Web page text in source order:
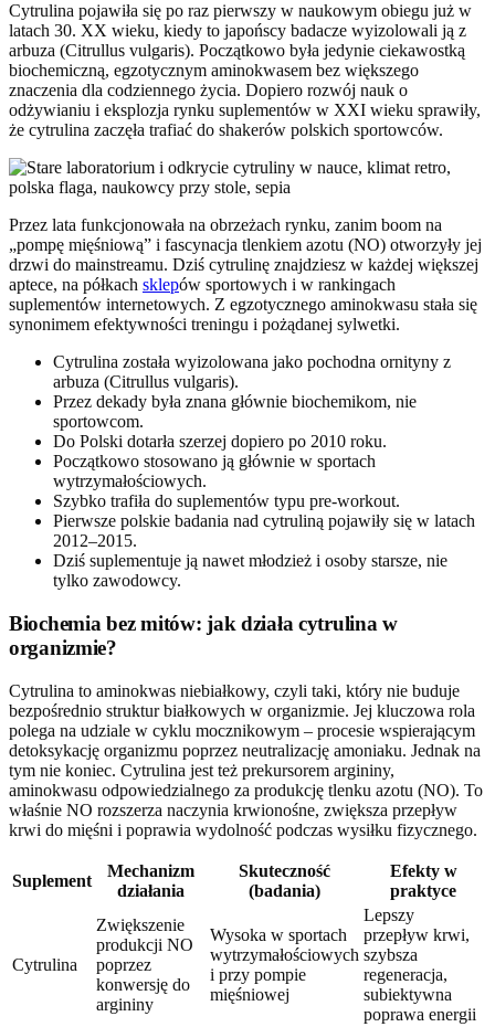
Cytrulina pojawiła się po raz pierwszy w naukowym obiegu już w
latach 30. XX wieku, kiedy to japońscy badacze wyizolowali ją z
arbuza (Citrullus vulgaris). Początkowo była jedynie ciekawostką
biochemiczną, egzotycznym aminokwasem bez większego
znaczenia dla codziennego życia. Dopiero rozwój nauk o
odżywianiu i eksplozja rynku suplementów w XXI wieku sprawiły,
że cytrulina zaczęła trafiać do shakerów polskich sportowców.
Przez lata funkcjonowała na obrzeżach rynku, zanim boom na
„pompę mięśniową” i fascynacja tlenkiem azotu (NO) otworzyły jej
drzwi do mainstreamu. Dziś cytrulinę znajdziesz w każdej większej
aptece, na półkach sklepów sportowych i w rankingach
suplementów internetowych. Z egzotycznego aminokwasu stała się
synonimem efektywności treningu i pożądanej sylwetki.
Cytrulina została wyizolowana jako pochodna ornityny z
arbuza (Citrullus vulgaris).
Przez dekady była znana głównie biochemikom, nie
sportowcom.
Do Polski dotarła szerzej dopiero po 2010 roku.
Początkowo stosowano ją głównie w sportach
wytrzymałościowych.
Szybko trafiła do suplementów typu pre-workout.
Pierwsze polskie badania nad cytruliną pojawiły się w latach
2012–2015.
Dziś suplementuje ją nawet młodzież i osoby starsze, nie
tylko zawodowcy.
Biochemia bez mitów: jak działa cytrulina w
organizmie?
Cytrulina to aminokwas niebiałkowy, czyli taki, który nie buduje
bezpośrednio struktur białkowych w organizmie. Jej kluczowa rola
polega na udziale w cyklu mocznikowym – procesie wspierającym
detoksykację organizmu poprzez neutralizację amoniaku. Jednak na
tym nie koniec. Cytrulina jest też prekursorem argininy,
aminokwasu odpowiedzialnego za produkcję tlenku azotu (NO). To
właśnie NO rozszerza naczynia krwionośne, zwiększa przepływ
krwi do mięśni i poprawia wydolność podczas wysiłku fizycznego.
Suplement
Mechanizm
działania
Skuteczność
(badania)
Efekty w
praktyce
Cytrulina
Zwiększenie
produkcji NO
poprzez
konwersję do
argininy
Wysoka w sportach
wytrzymałościowych
i przy pompie
mięśniowej
Lepszy
przepływ krwi,
szybsza
regeneracja,
subiektywna
poprawa energii